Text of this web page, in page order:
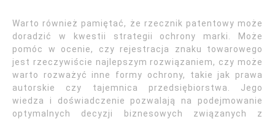
Warto również pamiętać, że rzecznik patentowy może
doradzić w kwestii strategii ochrony marki. Może
pomóc w ocenie, czy rejestracja znaku towarowego
jest rzeczywiście najlepszym rozwiązaniem, czy może
warto rozważyć inne formy ochrony, takie jak prawa
autorskie czy tajemnica przedsiębiorstwa. Jego
wiedza i doświadczenie pozwalają na podejmowanie
optymalnych decyzji biznesowych związanych z